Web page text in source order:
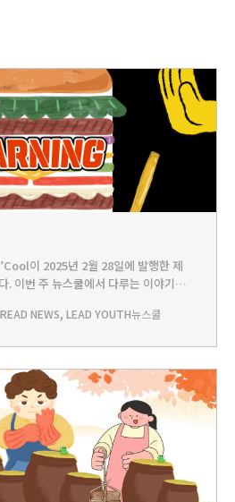
이 2025년 2월 28일에 발행한 제
이번 주 뉴스쿨에서 다루는 이야기는...
탄생했을까?!PLAY - 나만의 건강 햄버
NEWS, LEAD YOUTH뉴스쿨